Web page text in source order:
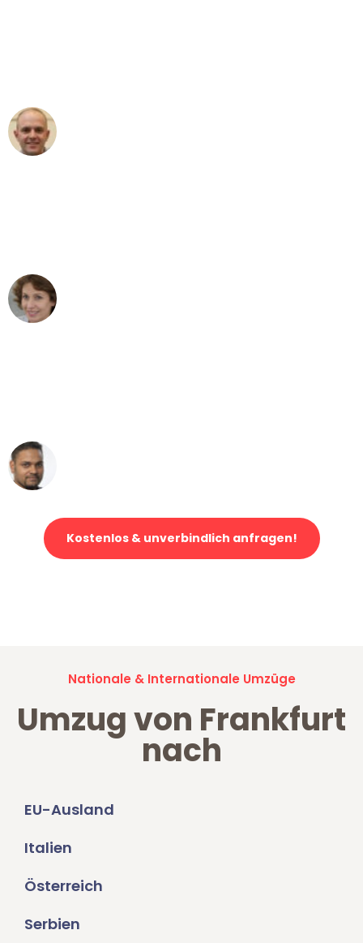
Kostenlos & unverbindlich anfragen!
Nationale & Internationale Umzüge
Umzug von Frankfurt
nach
EU-Ausland
Italien
Österreich
Serbien